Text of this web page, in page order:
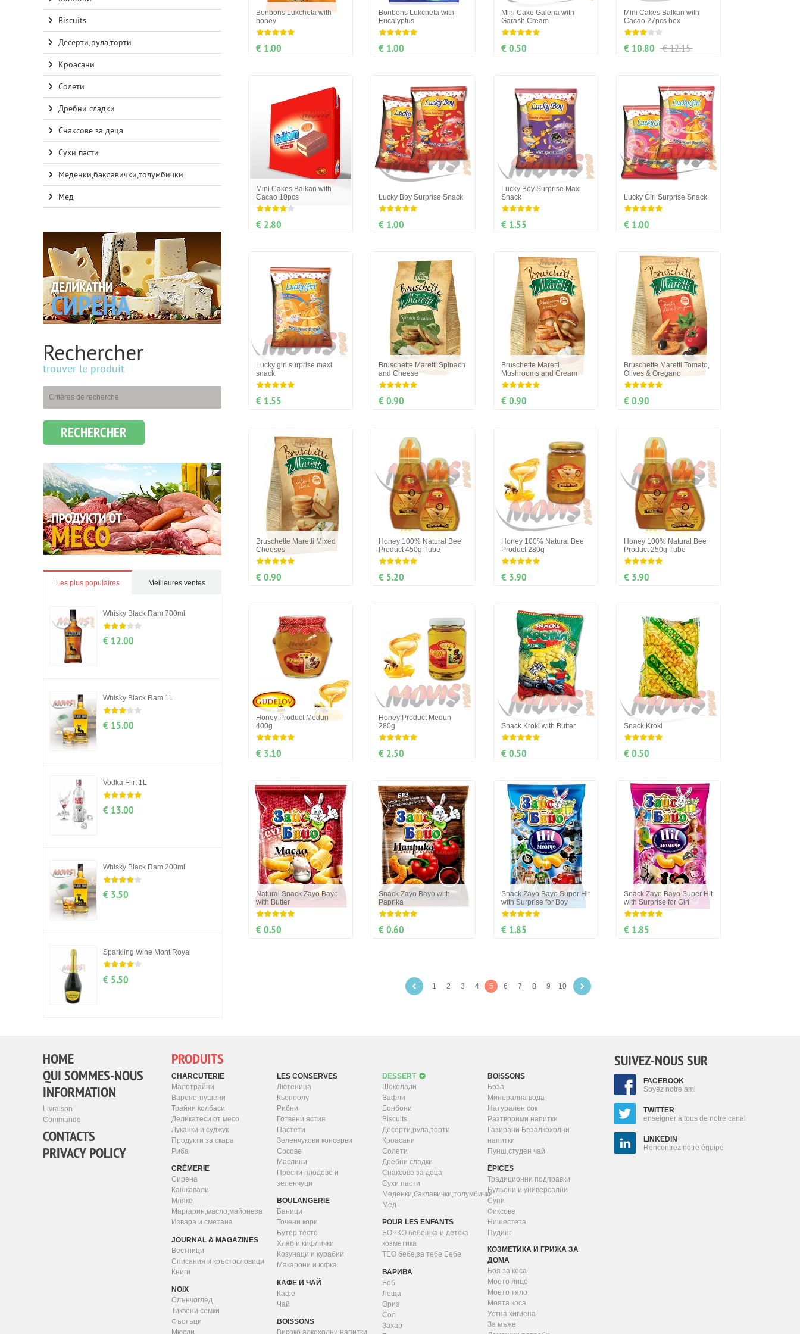
Biscuits
Десерти,рула,торти
Кроасани
Солети
Дребни сладки
Снаксове за деца
Сухи пасти
Меденки,баклавички,толумбички
Мед
Rechercher
trouver le produit
RECHERCHER
Les plus populaires Meilleures ventes
Whisky Black Ram 700ml
€ 12.00
Whisky Black Ram 1L
€ 15.00
Vodka Flirt 1L
€ 13.00
Whisky Black Ram 200ml
€ 3.50
Sparkling Wine Mont Royal
€ 5.50
Bonbons Lukcheta with
honey
€ 1.00
Bonbons Lukcheta with
Eucalyptus
€ 1.00
Mini Cake Galena with
Garash Cream
€ 0.50
Mini Cakes Balkan with
Cacao 27pcs box
€ 10.80 € 12.15
Mini Cakes Balkan with
Cacao 10pcs
€ 2.80
Lucky Boy Surprise Snack
€ 1.00
Lucky Boy Surprise Maxi
Snack
€ 1.55
Lucky Girl Surprise Snack
€ 1.00
Lucky girl surprise maxi
snack
€ 1.55
Bruschette Maretti Spinach
and Cheese
€ 0.90
Bruschette Maretti
Mushrooms and Cream
€ 0.90
Bruschette Maretti Tomato,
Olives & Oregano
€ 0.90
Bruschette Maretti Mixed
Cheeses
€ 0.90
Honey 100% Natural Bee
Product 450g Tube
€ 5.20
Honey 100% Natural Bee
Product 280g
€ 3.90
Honey 100% Natural Bee
Product 250g Tube
€ 3.90
Honey Product Medun
400g
€ 3.10
Honey Product Medun
280g
€ 2.50
Snack Kroki with Butter
€ 0.50
Snack Kroki
€ 0.50
Natural Snack Zayo Bayo
with Butter
€ 0.50
Snack Zayo Bayo with
Paprika
€ 0.60
Snack Zayo Bayo Super Hit
with Surprise for Boy
€ 1.85
Snack Zayo Bayo Super Hit
with Surprise for Girl
€ 1.85
1 2 3 4 5 6 7 8 9 10
HOME
QUI SOMMES-NOUS
INFORMATION
Livraison
Commande
CONTACTS
PRIVACY POLICY
PRODUITS
CHARCUTERIE
Малотрайни
Варено-пушени
Трайни колбаси
Деликатеси от месо
Луканки и суджук
Продукти за скара
Риба
CRÈMERIE
Сирена
Кашкавали
Мляко
Маргарин,масло,майонеза
Извара и сметана
JOURNAL & MAGAZINES
Вестници
Списания и кръстословици
Книги
NOIX
Слънчоглед
Тиквени семки
Фъстъци
Мюсли
LES CONSERVES
Лютеница
Кьопоолу
Рибни
Готвени ястия
Пастети
Зеленчукови консерви
Сосове
Маслини
Пресни плодове и
зеленчуци
BOULANGERIE
Баници
Точени кори
Бутер тесто
Хляб и кифлички
Козунаци и курабии
Макарони и юфка
КАФЕ И ЧАЙ
Кафе
Чай
BOISSONS
Високо алкохолни напитки
DESSERT
Шоколади
Вафли
Бонбони
Biscuits
Десерти,рула,торти
Кроасани
Солети
Дребни сладки
Снаксове за деца
Сухи пасти
Меденки,баклавички,толумбички
Мед
POUR LES ENFANTS
БОЧКО бебешка и детска
козметика
ТЕО бебе,за тебе Бебе
ВАРИВА
Боб
Леща
Ориз
Сол
Захар
BOISSONS
Боза
Минерална вода
Натурален сок
Разтворими напитки
Газирани Безалкохолни
напитки
Пунш,студен чай
ÉPICES
Традиционни подправки
Бульони и универсални
Супи
Фиксове
Нишестета
Пудинг
КОЗМЕТИКА И ГРИЖА ЗА
ДОМА
Боя за коса
Моето лице
Моето тяло
Моята коса
Устна хигиена
За мъже
SUIVEZ-NOUS SUR
FACEBOOK
Soyez notre ami
TWITTER
enseigner à tous de notre canal
LINKEDIN
Rencontrez notre équipe